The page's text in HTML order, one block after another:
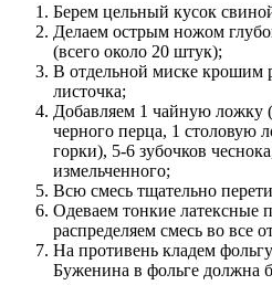
Берем цельный кусок
Делаем острым ножом
(всего около 20 штук);
В отдельной миске крошим
листочка;
Добавляем 1 чайную ложку
черного перца, 1 столовую
горки), 5-6 зубочков
измельченного;
Всю смесь тщательно
Одеваем тонкие латексные
распределяем смесь во все
На противень кладем
Буженина в фольге должна